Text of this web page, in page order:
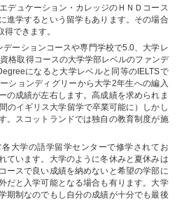
デュケーション・カレッジのＨＮＤコース
進学するという留学もあります。その場合
できます。
ーションコースや専門学校で5.0、大学レ
格取得コースの大学学部レベルのファンデ
になると大学レベルと同等のIELTSで
ションディグリーから大学2年生への編入
の成績が左右します。高成績を求められま
のイギリス大学留学で卒業可能に）しかし
。スコットランドでは独自の教育制度が施
大学の語学留学センターで修学されてお
ています。大学のように冬休みと夏休みは
ースで良い成績を納めないと希望の学部に
だと入学可能となる場合も有ります。大学
期制なのでもし自分の成績が十分でも最後